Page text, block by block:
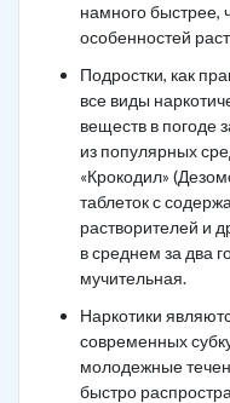
намного быстрее,
особенностей
Подростки, как
все виды
веществ в
из популярных
«Крокодил»
таблеток с
растворителей и
в среднем за два
мучительная.
Наркотики
современных
молодежные
быстро